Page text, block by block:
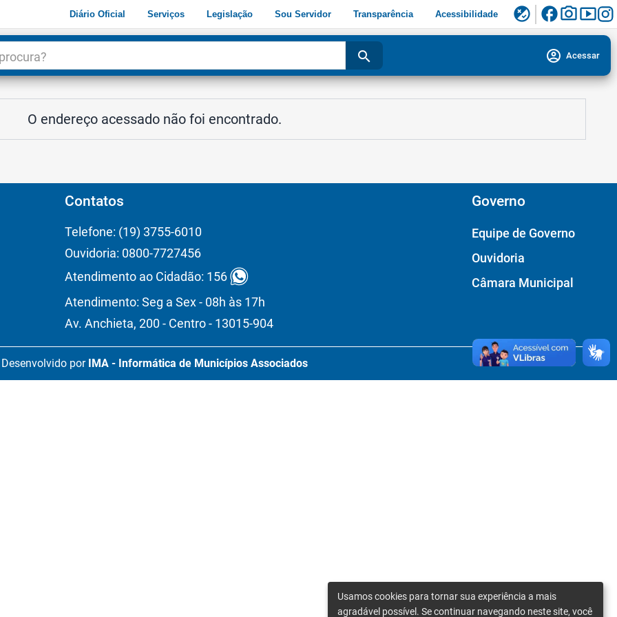
Diário Oficial Serviços Legislação Sou Servidor Transparência Acessibilidade flaky facebookphoto_camerasmart_display
search account_circle Acessar
O endereço acessado não foi encontrado.
Contatos
Telefone: (19) 3755-6010
Ouvidoria: 0800-7727456
Atendimento ao Cidadão: 156
Atendimento: Seg a Sex - 08h às 17h
Av. Anchieta, 200 - Centro - 13015-904
Governo
Equipe de Governo
Ouvidoria
Câmara Municipal
Desenvolvido por IMA - Informática de Municípios Associados
Usamos cookies para tornar sua experiência a mais
agradável possível. Se continuar navegando neste site, você